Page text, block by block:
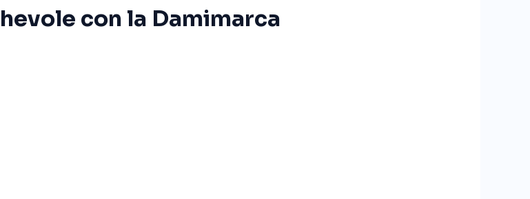
con la Damimarca